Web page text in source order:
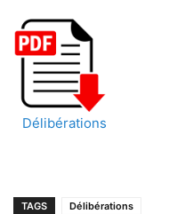
Délibérations
TAGS Délibérations